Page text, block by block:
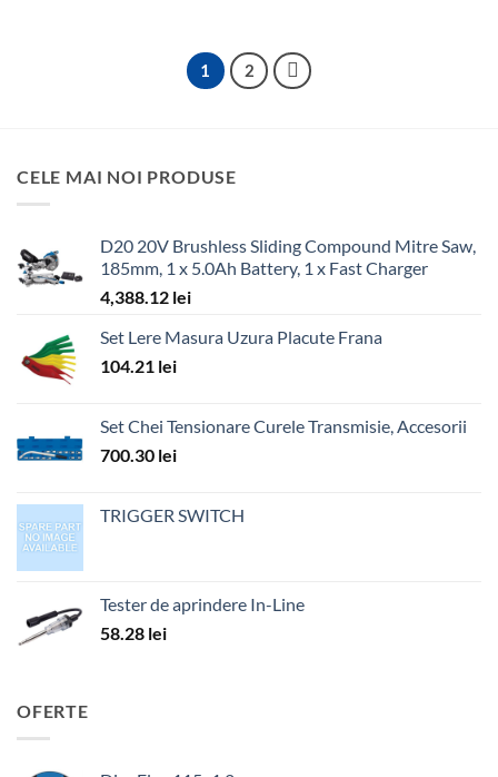
1 2
CELE MAI NOI PRODUSE
D20 20V Brushless Sliding Compound Mitre Saw,
185mm, 1 x 5.0Ah Battery, 1 x Fast Charger
4,388.12 lei
Set Lere Masura Uzura Placute Frana
104.21 lei
Set Chei Tensionare Curele Transmisie, Accesorii
700.30 lei
TRIGGER SWITCH
Tester de aprindere In-Line
58.28 lei
OFERTE